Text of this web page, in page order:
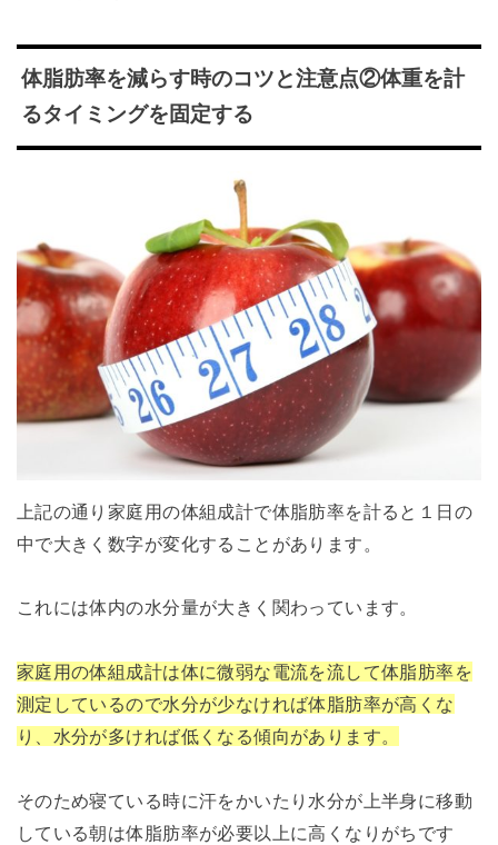
体脂肪率を減らす時のコツと注意点②体重を計
るタイミングを固定する
上記の通り家庭用の体組成計で体脂肪率を計ると１日の
中で大きく数字が変化することがあります。
これには体内の水分量が大きく関わっています。
家庭用の体組成計は体に微弱な電流を流して体脂肪率を
測定しているので水分が少なければ体脂肪率が高くな
り、水分が多ければ低くなる傾向があります。
そのため寝ている時に汗をかいたり水分が上半身に移動
している朝は体脂肪率が必要以上に高くなりがちです